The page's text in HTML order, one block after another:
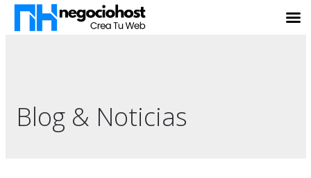
Blog & Noticias